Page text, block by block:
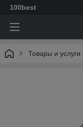
100best
Товары и услуги